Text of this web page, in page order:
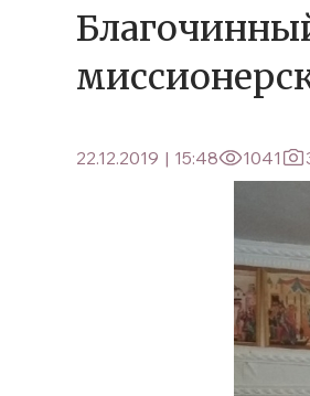
22.12.2019 | 15:48 1041